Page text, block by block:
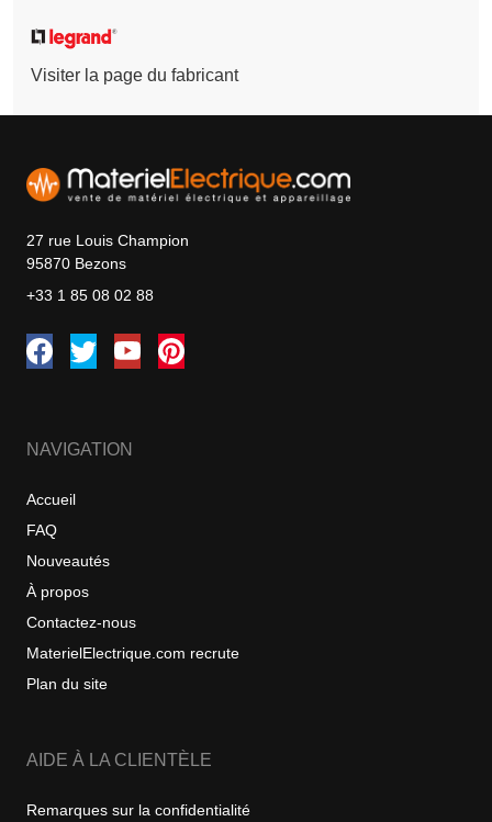
Visiter la page du fabricant
27 rue Louis Champion
95870 Bezons
+33 1 85 08 02 88
NAVIGATION
Accueil
FAQ
Nouveautés
À propos
Contactez-nous
MaterielElectrique.com recrute
Plan du site
AIDE À LA CLIENTÈLE
Remarques sur la confidentialité